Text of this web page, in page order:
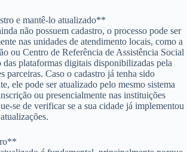
e mantê-lo atualizado**
não possuem cadastro, o processo pode ser
nas unidades de atendimento locais, como a
ou Centro de Referência de Assistência Social
plataformas digitais disponibilizadas pela
parceiras. Caso o cadastro já tenha sido
ele pode ser atualizado pelo mesmo sistema
ou presencialmente nas instituições
se de verificar se a sua cidade já implementou